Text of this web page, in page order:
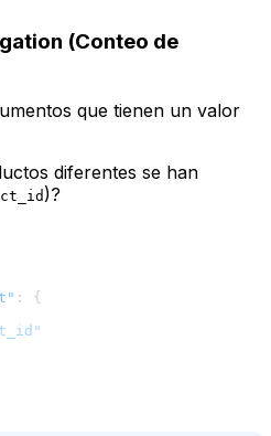
(Conteo de
que tienen un valor
diferentes se han
)?
:
{